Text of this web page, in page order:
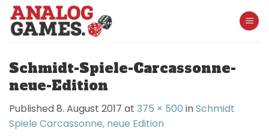
Skip
content
Schmidt-Spiele-Carcassonne-
neue-Edition
Published8. August 2017 at 375 × 500 inSchmidt
Spiele Carcassonne, neue Edition